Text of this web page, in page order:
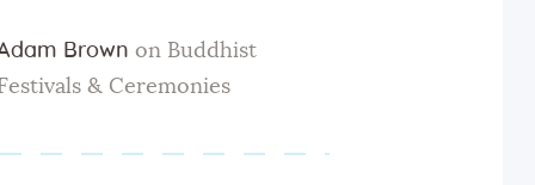
Brown on Buddhist
& Ceremonies